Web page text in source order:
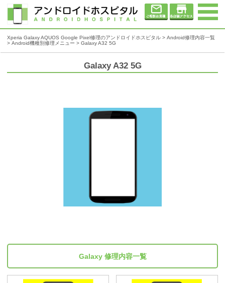
Xperia Galaxy AQUOS Google Pixel修理のアンドロイドホスピタル > Android修理内容一覧
> Android機種別修理メニュー > Galaxy A32 5G
Galaxy A32 5G
Galaxy 修理内容一覧